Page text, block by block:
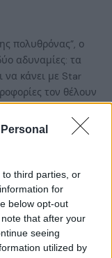
third parties, or
for
below opt-out
that after your
seeing
utilized by
πολυθρόνας”, ο
αδυναμίες: τα
να κάνει με Star
τον θέλουν
και SingStar
μάχεται στις
2,